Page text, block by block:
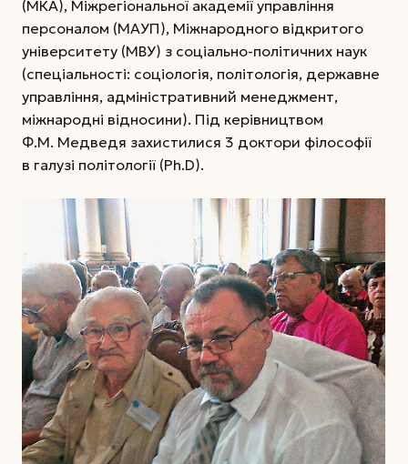
(МКА), Міжрегіональної академії управління
персоналом (МАУП), Міжнародного відкритого
університету (МВУ) з соціально-політичних наук
(спеціальності: соціологія, політологія, державне
управління, адміні­стративний менеджмент,
міжнародні відносини). Під керівництвом
Ф.М. Медведя захистилися 3 доктори філософії
в галузі політології (Ph.D).